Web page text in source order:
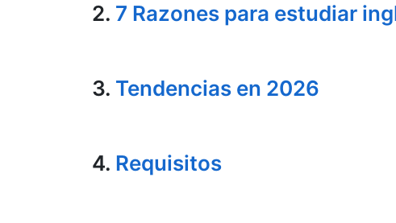
2. 7 Razones para estudiar
3. Tendencias en 2026
4. Requisitos